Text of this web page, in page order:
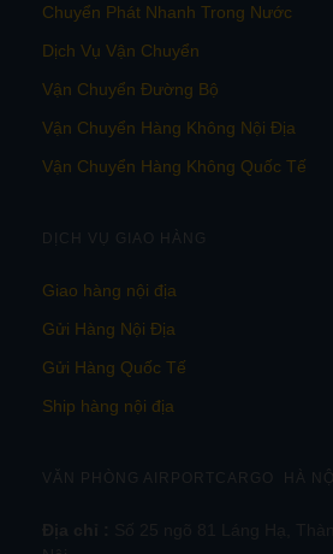
Chuyển Phát Nhanh Trong Nước
Dịch Vụ Vận Chuyển
Vận Chuyển Đường Bộ
Vận Chuyển Hàng Không Nội Địa
Vận Chuyển Hàng Không Quốc Tế
DỊCH VỤ GIAO HÀNG
Giao hàng nội địa
Gửi Hàng Nội Địa
Gửi Hàng Quốc Tế
Ship hàng nội địa
VĂN PHÒNG AIRPORTCARGO HÀ NỘI